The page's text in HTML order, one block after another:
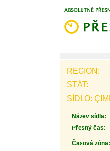
REGION:
STÁT:
SÍDLO:
Název sídla:
Přesný čas:
Časová zóna: